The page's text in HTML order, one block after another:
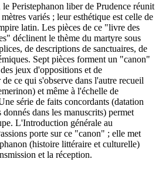
Peristephanon liber de Prudence réunit
variés ; leur esthétique est celle de
latin. Les pièces de ce "livre des
déclinent le thème du martyre sous
de descriptions de sanctuaires, de
Sept pièces forment un "canon"
jeux d'oppositions et de
ce qui s'observe dans l'autre recueil
et même à l'échelle de
série de faits concordants (datation
dans les manuscrits) permet
L'Introduction générale au
porte sur ce "canon" ; elle met
(histoire littéraire et culturelle)
et la réception.